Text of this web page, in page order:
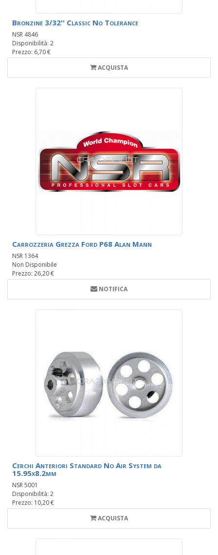
Bronzine 3/32'' Classic No Tolerance
NSR 4846
Disponibilità: 2
Prezzo: 6,70 €
ACQUISTA
Carrozzeria Grezza Ford P68 Alan Mann
NSR 1364
Non Disponibile
Prezzo: 26,20 €
NOTIFICA
Cerchi Anteriori Standard No Air System da
15.95x8.2mm
NSR 5001
Disponibilità: 2
Prezzo: 10,20 €
ACQUISTA